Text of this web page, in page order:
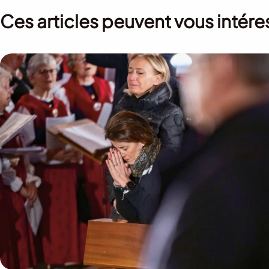
Ces articles peuvent vous